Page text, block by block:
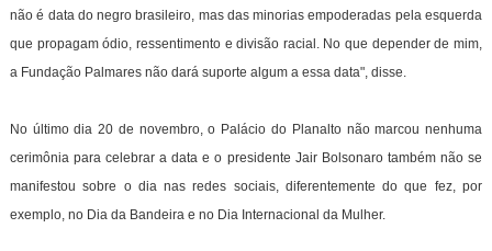
não é data do negro brasileiro, mas das minorias empoderadas pela esquerda
que propagam ódio, ressentimento e divisão racial. No que depender de mim,
a Fundação Palmares não dará suporte algum a essa data", disse.
No último dia 20 de novembro, o Palácio do Planalto não marcou nenhuma
cerimônia para celebrar a data e o presidente Jair Bolsonaro também não se
manifestou sobre o dia nas redes sociais, diferentemente do que fez, por
exemplo, no Dia da Bandeira e no Dia Internacional da Mulher.